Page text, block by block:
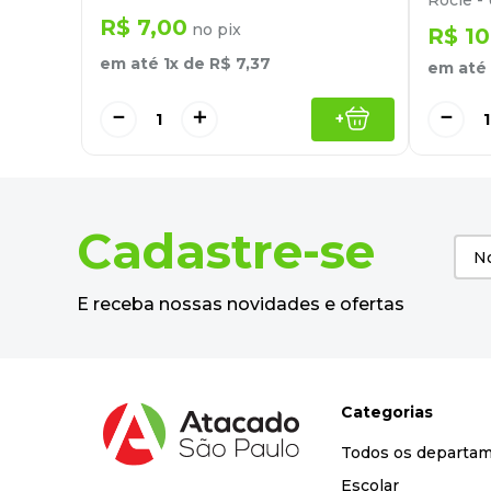
R$ 7,00 no pix
em até 1x de R$ 7,37
＋
－ +
R$ 10
em até
－
Cadastre-se
E receba nossas novidades e ofertas
Categorias
Todos os
Escolar